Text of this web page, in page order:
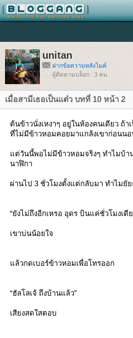
unitan
ฝากข้อความหลังไมค์
ผู้ติดตามบล็อก : 3 คน
เมื่อสามีเธอเป็นแต๋ว บทที่ 10 หน้า 2
ต้นข้าวนั่งเหงาๆ อยู่ในห้องคนเดียว ถ้า
ที่ไม่มีข้าวหอมคอยมาแกล้งเขาก่อนน
ต่วันนี้พอไม่มีข้าวหอมจริงๆ ทำไมบ้า
นาฬิกา
ผ่านไป 3 ชั่วโมงตั้งแต่กลับมา ทำไมยั
“ยังไม่ถึงอีกเหรอ อุดร บินแค่ชั่วโมงเดีย
เขาบ่นน้อยใจ
ล้วกดเบอร์ข้าวหอมเพื่อโทรออก
“ฮัลโลเจ้ ถึงบ้านแล้ว”
เสียงสดใสตอบ